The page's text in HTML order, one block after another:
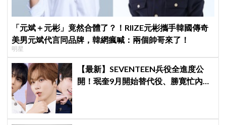
「元斌＋元彬」竟然合體了？！RIIZE元彬攜手韓國傳奇
美男元斌代言同品牌，韓網瘋喊：兩個帥哥來了！
明星
【最新】SEVENTEEN兵役全進度公
開！珉奎9月開始替代役、勝寛忙內